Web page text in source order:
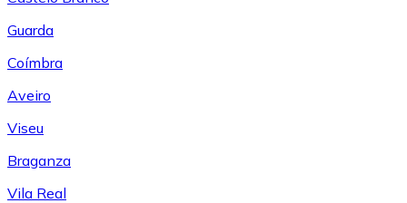
Guarda
Coímbra
Aveiro
Viseu
Braganza
Vila Real